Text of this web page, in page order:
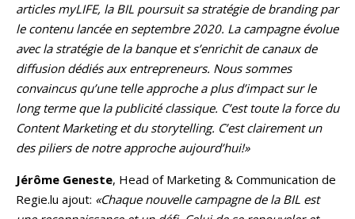
articles myLIFE, la BIL poursuit sa stratégie de branding par
le contenu lancée en septembre 2020. La campagne évolue
avec la stratégie de la banque et s’enrichit de canaux de
diffusion dédiés aux entrepreneurs. Nous sommes
convaincus qu’une telle approche a plus d’impact sur le
long terme que la publicité classique. C’est toute la force du
Content Marketing et du storytelling. C’est clairement un
des piliers de notre approche aujourd’hui!»
Jérôme Geneste, Head of Marketing & Communication de
Regie.lu ajout: «Chaque nouvelle campagne de la BIL est